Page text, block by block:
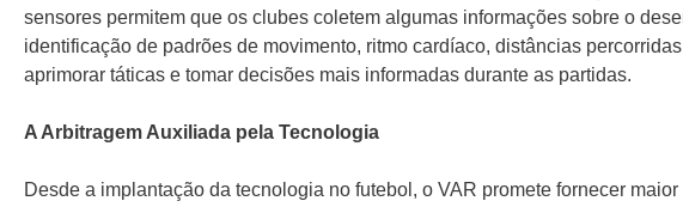
sensores permitem que os clubes coletem algumas informações sobre o
identificação de padrões de movimento, ritmo cardíaco, distâncias
aprimorar táticas e tomar decisões mais informadas durante as partidas.
A Arbitragem Auxiliada pela Tecnologia
Desde a implantação da tecnologia no futebol, o VAR promete fornecer